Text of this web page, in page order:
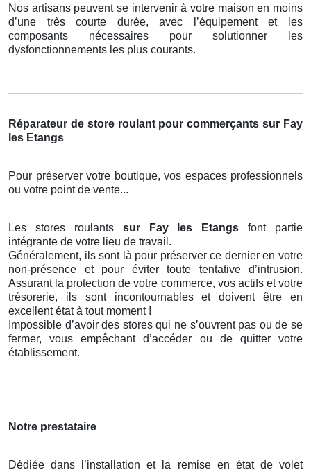
Nos artisans peuvent se intervenir à votre maison en moins
d’une très courte durée, avec l’équipement et les
composants nécessaires pour solutionner les
dysfonctionnements les plus courants.
Réparateur de store roulant pour commerçants sur Fay
les Etangs
Pour préserver votre boutique, vos espaces professionnels
ou votre point de vente...
Les stores roulants sur Fay les Etangsfont partie
intégrante de votre lieu de travail.
Généralement, ils sont là pour préserver ce dernier en votre
non-présence et pour éviter toute tentative d’intrusion.
Assurant la protection de votre commerce, vos actifs et votre
trésorerie, ils sont incontournables et doivent être en
excellent état à tout moment !
Impossible d’avoir des stores qui ne s’ouvrent pas ou de se
fermer, vous empêchant d’accéder ou de quitter votre
établissement.
Notre prestataire
Dédiée dans l’installation et la remise en état de volet